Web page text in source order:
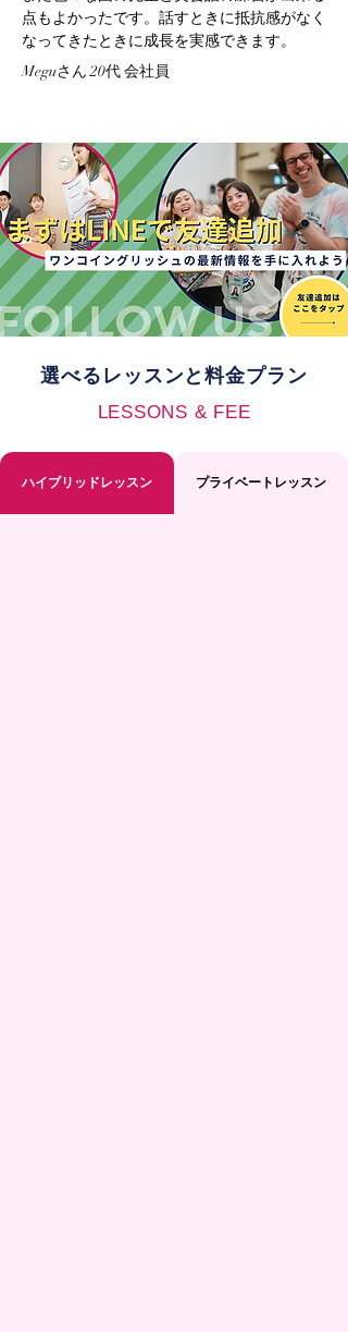
点もよかったです。話すときに抵抗感がなく
なってきたときに成長を実感できます。
Meguさん 20代 会社員
選べるレッスンと料金プラン
LESSONS & FEE
ハイブリッドレッスン プライベートレッスン